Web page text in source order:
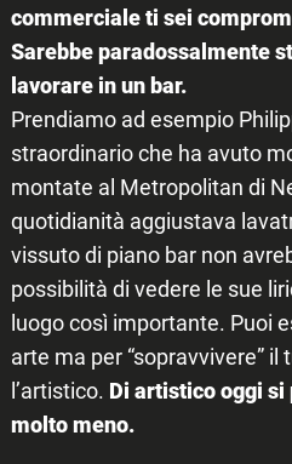
commerciale ti sei
Sarebbe paradossalmente
lavorare in un bar.
Prendiamo ad esempio
straordinario che ha avuto
montate al Metropolitan di
quotidianità aggiustava
vissuto di piano bar non
possibilità di vedere le sue
luogo così importante. Puoi
arte ma per “sopravvivere”
l’artistico. Di artistico oggi
molto meno.
Search